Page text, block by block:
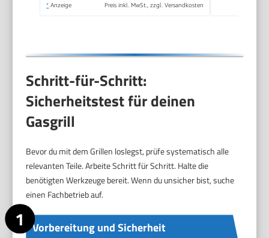
* Anzeige Preis inkl. MwSt., zzgl. Versandkosten
Schritt-für-Schritt:
Sicherheitstest für deinen
Gasgrill
Bevor du mit dem Grillen loslegst, prüfe systematisch alle
relevanten Teile. Arbeite Schritt für Schritt. Halte die
benötigten Werkzeuge bereit. Wenn du unsicher bist, suche
einen Fachbetrieb auf.
Vorbereitung und Sicherheit